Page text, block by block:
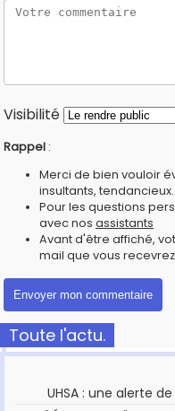
Visibilité
Rappel :
Merci de bien vouloir
insultants,
Pour les questions
avec nos assistants
Avant d'être affiché,
mail que vous
Toute l'actu.
UHSA : une alerte